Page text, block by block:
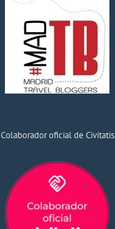
Colaborador oficial de Civitatis